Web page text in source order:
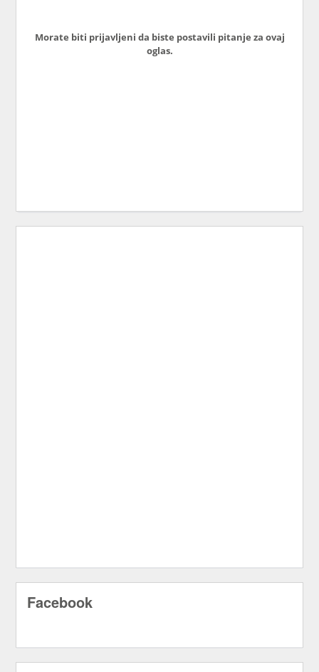
Morate biti prijavljeni da biste postavili pitanje za ovaj
oglas.
Facebook